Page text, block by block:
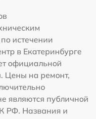
истечении
в Екатеринбурге
официальной
Цены на ремонт,
являются публичной
РФ. Названия и